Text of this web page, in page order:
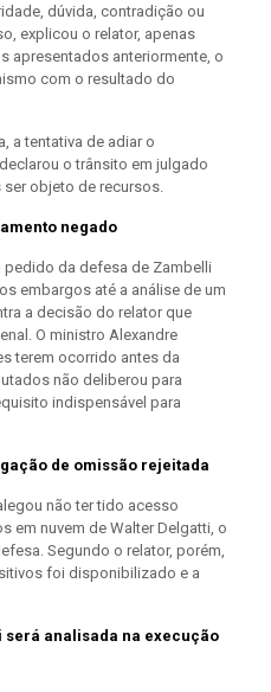
dúvida, contradição ou
explicou o relator, apenas
apresentados anteriormente, o
com o resultado do
a tentativa de adiar o
o trânsito em julgado
objeto de recursos.
negado
da defesa de Zambelli
embargos até a análise de um
a decisão do relator que
O ministro Alexandre
terem ocorrido antes da
não deliberou para
indispensável para
de omissão rejeitada
não ter tido acesso
em nuvem de Walter Delgatti, o
Segundo o relator, porém,
foi disponibilizado e a
será analisada na execução